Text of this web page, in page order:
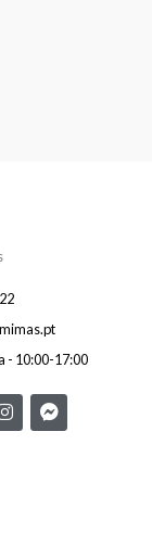
- 10:00-17:00
I
n
s
F
a
c